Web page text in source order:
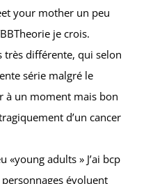
your mother un peu
je crois.
très différente, qui selon
série malgré le
à un moment mais bon
d’un cancer
«young adults » J’ai bcp
évoluent